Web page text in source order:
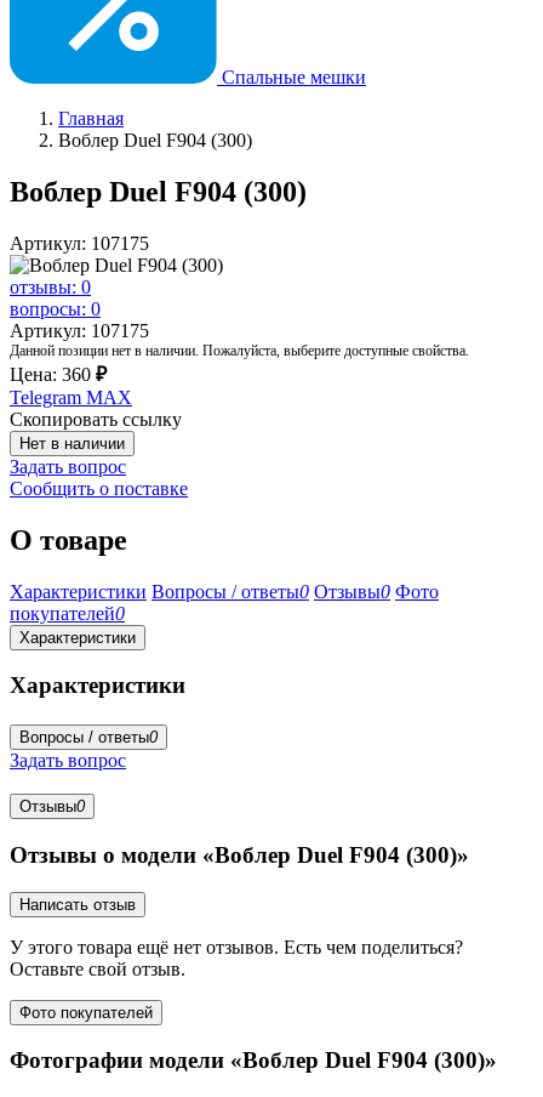
Спальные мешки
Главная
Воблер Duel F904 (300)
Воблер Duel F904 (300)
Артикул: 107175
отзывы: 0
вопросы: 0
Артикул: 107175
Данной позиции нет в наличии. Пожалуйста, выберите доступные свойства.
Цена: 360 ₽
Telegram MAX
Скопировать ссылку
Нет в наличии
Задать вопрос
Сообщить о поставке
О товаре
Характеристики Вопросы / ответы0 Отзывы0 Фото
покупателей0
Характеристики
Характеристики
Вопросы / ответы0
Задать вопрос
Отзывы0
Отзывы о модели «Воблер Duel F904 (300)»
Написать отзыв
У этого товара ещё нет отзывов. Есть чем поделиться?
Оставьте свой отзыв.
Фото покупателей
Фотографии модели «Воблер Duel F904 (300)»